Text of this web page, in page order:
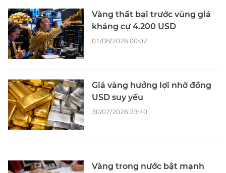
Vàng thất bại trước vùng giá
kháng cự 4.200 USD
01/08/2026 00:02
Giá vàng hưởng lợi nhờ đồng
USD suy yếu
30/07/2026 23:40
Vàng trong nước bật mạnh